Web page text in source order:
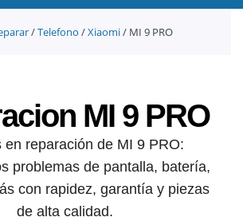
/Telefono /Xiaomi/ MI 9 PRO
MI 9 PRO
en reparación de MI 9 PRO:
problemas de pantalla, batería,
con rapidez, garantía y piezas
de alta calidad.